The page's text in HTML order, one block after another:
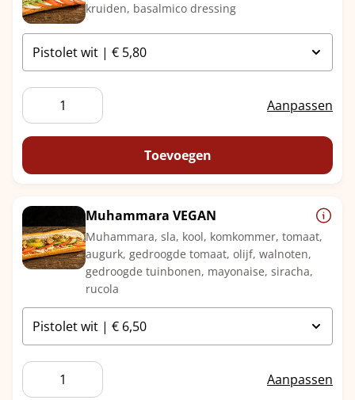
kruiden, basalmico dressing
Mozzarella
Tomaat
aantal
Aanpassen
Toevoegen
Muhammara VEGAN
Muhammara, sla, kool, komkommer, tomaat,
augurk, gedroogde tomaat, olijf, walnoten,
gedroogde tuinbonen, mayonaise, siracha,
rucola
Muhammara
VEGAN
Aanpassen